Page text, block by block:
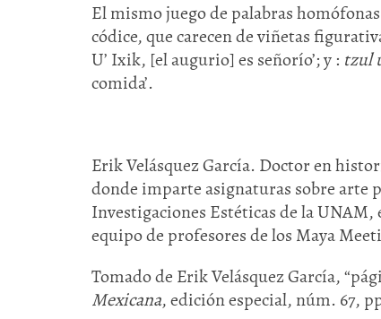
El mismo juego de palabras
códice, que carecen de viñetas
U’ Ixik, [el augurio] es señorío’; y : tzul
comida’.
Erik Velásquez García. Doctor en
donde imparte asignaturas sobre
Investigaciones Estéticas de la
equipo de profesores de los Maya
Tomado de Erik Velásquez García,
Mexicana, edición especial, núm. 67,